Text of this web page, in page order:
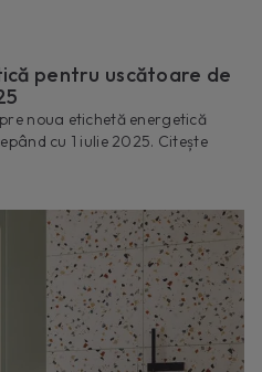
pentru uscătoare de
noua etichetă energetică
cu 1 iulie 2025. Citește